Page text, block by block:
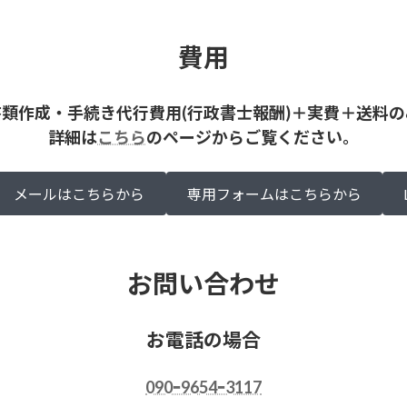
費用
作成・手続き代行費用(行政書士報酬)＋実費＋送料
詳細はこちらのページからご覧ください。
メールはこちらから 専用フォームはこちらから
お問い合わせ
お電話の場合
090ｰ9654ｰ3117